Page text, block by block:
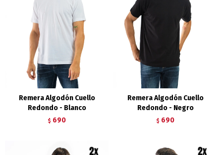
Remera Algodón Cuello
Redondo - Blanco
$ 690
Remera Algodón Cuello
Redondo - Negro
$ 690